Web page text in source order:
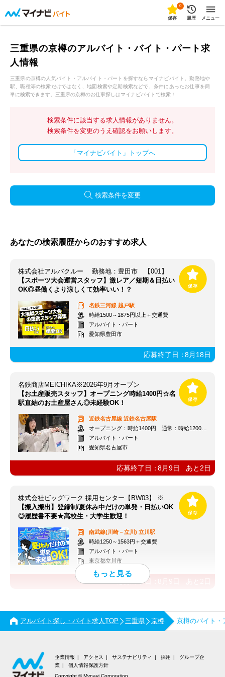
0
保存 履歴 メニュー
三重県の京樽のアルバイト・バイト・パート求
人情報
三重県の京樽の人気バイト・アルバイト・パートを探すならマイナビバイト。勤務地や
駅、職種等の検索だけではなく、地図検索や定期検索などで、条件にあったお仕事を簡
単に検索できます。三重県の京樽のお仕事探しはマイナビバイトで検索！
検索条件に該当する求人情報がありません。
検索条件を変更のうえ確認をお願いします。
「マイナビバイト」トップへ
検索条件を変更
あなたの検索履歴からのおすすめ求人
株式会社アルバクルー 勤務地：豊田市 【001】
【スポーツ大会運営スタッフ】激レア／短期＆日払い
OK◎昼働くより涼しくて効率いい！？
名鉄三河線 越戸駅
時給1500～1875円以上＋交通費
アルバイト・パート
愛知県豊田市
応募終了日：8月18日
名鉄商店MEICHIKA※2026年9月オープン
【お土産販売スタッフ】オープニング時給1400円☆名
駅直結のお土産屋さん◎未経験OK！
近鉄名古屋線 近鉄名古屋駅
オープニング：時給1400円 通常：時給1200円～＋交通費全額支給
アルバイト・パート
愛知県名古屋市
応募終了日：8月9日 あと 2日
株式会社ビッグワーク 採用センター【BW03】 ※立川エリア
【搬入搬出】登録制/夏休み中だけの単発・日払いOK
◎履歴書不要★高校生・大学生歓迎！
南武線(川崎－立川) 立川駅
時給1250～1563円＋交通費
アルバイト・パート
東京都立川市
応募終了日：
アルバイト探し・バイト求人TOP 三重県 京樽 京樽のバイト・
企業情報 アクセス サステナビリティ 採用
グループ企
業
個人情報保護方針
Copyright © Mynavi Corporation